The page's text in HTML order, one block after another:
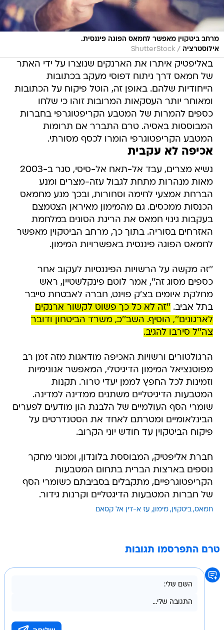
מרחב ביטקוין מאפשר לחמאס הפוגה פיננסית.
אילוסטרציה /
ShutterStock
באליפטיק איתרו את הארנקים שנוצרו על ידי האתר
של חמאס דרך ניתוח דפוסי מעקב בכתובות
הייחודיות שלהם. באופן זה, הוטל פיקוח על הכתובות
ומאוחר יותר העסקאות המרובות זוהו כי שלחו
כספים להמרות של המטבע הקריפטוגרפי בחברות
המבוססות באסיה. טרם התברר אם תרומות
המטבע הקריפטוגרפי הומרו לכסף מסורתי.
אכיפה לא עקבית
נשיא מצרים, עבד אל-תאח אל-סיסי, סגר ב-2003
מאות מנהרות מתחת לגבול עזה-מצרים ומנע
הברחת אמצעי לחימה וסחורות, ובכך מנע מחמאס
הכנסות ממכסים. גם מהמימון מאיראן הצטמצם
בעקבות גינוי חמאס את הריגת הסונים במלחמת
האזרחים בסוריה. בתוך כך, מרחב הביטקוין מאפשר
לחמאס הפוגה פיננסית באפשרויות המימון.
''זה מקשה על הרשויות הפיננסיות לעקוב אחר
כספים מסוג זה'', אמר לוטם פינקלשטיין, ראש
מחלקת איומים בצ'ק פוינט, חברה לאבטחת סייבר
בתל אביב. ''זה לא כל כך פשוט לקשור ארנקים
לארגונים'', הוסיף. השב''כ, משרד הביטחון ודובר
צה''ל סירבו להגיב.
הרגולטורים ורשויות האכיפה מודאגות מזה זמן רב
מפוטנציאל המימון הדיגיטלי, המאפשר אנונימיות
וזמינות לכל החפץ לממן יעדי טרור. תקנות
המטבעות הדיגיטליים משתנים ממדינה למדינה.
שומרי הסף העולמיים של הלבנת הון מודעים לפערים
הבינלאומיים ומטרתם לאחד את הסטנדרטים על
פיקוח הביטקוין עד חודש יוני הקרוב.
חברת אליפטיק, המבוססת בלונדון, ומכוני מחקר
נוספים בארצות הברית בתחום המטבעות
הקריפטוגרפיים, מתקבלים בסביבתם כשומרי הסף
של חברות המטבעות הדיגטליים וקרנות גידור.
חמאס ביטקוין מימון עז א-דין אל קסאם
טרם התפרסמו תגובות